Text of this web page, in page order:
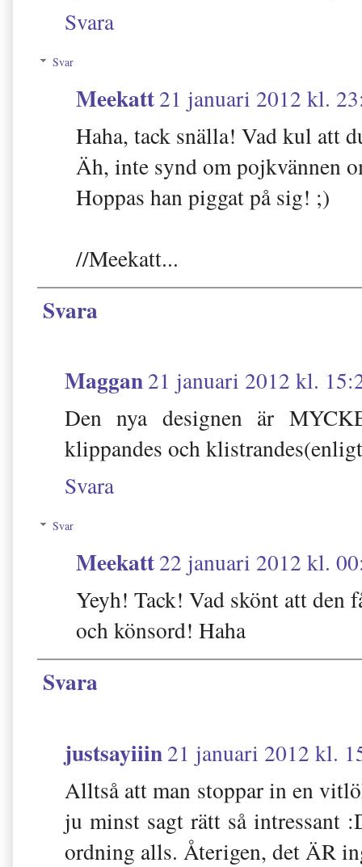
Svara
Svar
Meekatt21 januari 2012 kl.
Haha, tack snälla! Vad kul att
Äh, inte synd om pojkvännen
Hoppas han piggat på sig! ;)
//Meekatt...
Svara
Maggan21 januari 2012 kl.
Den nya designen är
klippandes och
Svara
Svar
Meekatt22 januari 2012 kl.
Yeyh! Tack! Vad skönt att den
och könsord! Haha
Svara
justsayiiin21 januari 2012 kl.
Alltså att man stoppar in en
ju minst sagt rätt så intressant
ordning alls. Återigen, det ÄR